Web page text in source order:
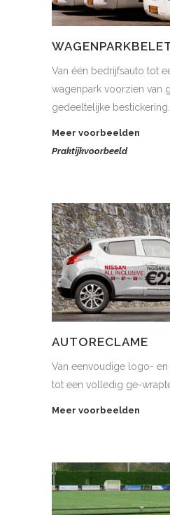
Van één bedrijfsauto tot
wagenpark voorzien van
gedeeltelijke bestickering.
Meer voorbeelden
Praktijkvoorbeeld
AUTORECLAME
Van eenvoudige logo-
tot een volledig ge-
Meer voorbeelden